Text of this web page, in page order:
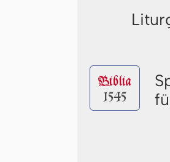
Biblia
1545